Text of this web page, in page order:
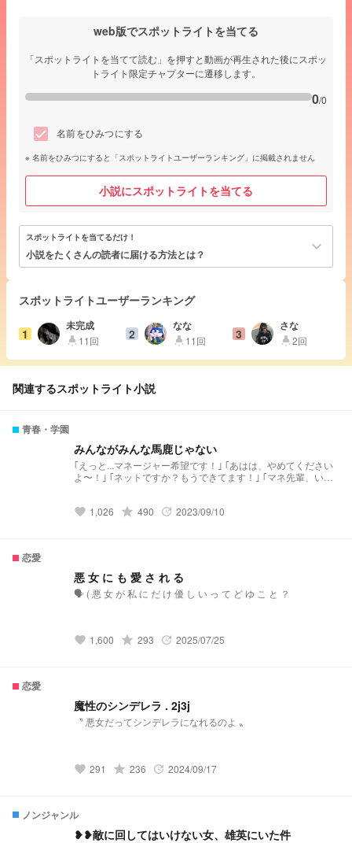
web版でスポットライトを当てる
「スポットライトを当てて読む」を押すと動画が再生された後にスポッ
トライト限定チャプターに遷移します。
0/0
名前をひみつにする
名前をひみつにすると「スポットライトユーザーランキング」に掲載されません
小説にスポットライトを当てる
スポットライトを当てるだけ！
小説をたくさんの読者に届ける方法とは？ keyboard_arrow_down
スポットライトユーザーランキング
1
未完成
highlight 11回 2
なな
highlight 11回 3
さな
highlight2回
関連するスポットライト小説
青春・学園
みんながみんな馬鹿じゃない
｢えっと...マネージャー希望です！｣ ｢あはは、やめてください
よ〜！｣ ｢ネットですか？もうできてます！｣ ｢マネ先輩、いつ
favorite 1,026 grade 490 update 2023/09/10
恋愛
悪 女 に も 愛 さ れ る
🗣️ ( 悪 女 が 私 に だ け 優 し い っ て ど ゆ こ と ？
favorite 1,600 grade 293 update 2025/07/25
恋愛
魔性のシンデレラ . 2j3j
〝 悪女だってシンデレラになれるのよ 〟
favorite 291 grade 236 update 2024/09/17
ノンジャンル
❥❥敵に回してはいけない女、雄英にいた件